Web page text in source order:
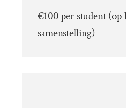
€100 per student (op
samenstelling)